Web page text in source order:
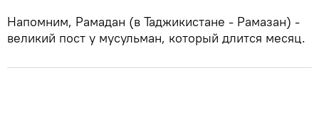
Напомним, Рамадан (в Таджикистане - Рамазан) -
великий пост у мусульман, который длится месяц.